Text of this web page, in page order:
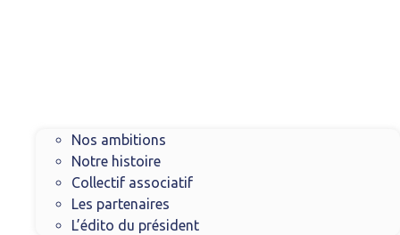
Nos ambitions
Notre histoire
Collectif associatif
Les partenaires
L’édito du président